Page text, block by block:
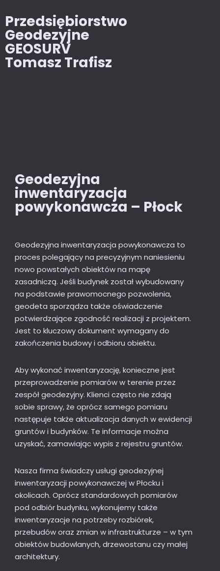
Przedsiębiorstwo
Geodezyjne
GEOSURV
Tomasz Trafisz
Geodezyjna
inwentaryzacja
powykonawcza – Płock
Geodezyjna inwentaryzacja powykonawcza to
proces polegający na precyzyjnym naniesieniu
nowo powstałych obiektów na mapę
zasadniczą. Jeśli budynek został wybudowany
na podstawie prawomocnego pozwolenia,
geodeta sporządza także oświadczenie
potwierdzające zgodność realizacji z projektem.
Jest to kluczowy dokument wymagany do
zakończenia budowy i odbioru obiektu.
Aby wykonać inwentaryzację, konieczne jest
przeprowadzenie pomiarów w terenie przez
zespół geodezyjny. Klienci często nie zdają
sobie sprawy, że oprócz samego pomiaru
następuje także aktualizacja danych w ewidencji
gruntów i budynków. Te informacje można
uzyskać, zamawiając wypis z rejestru gruntów.
Nasza firma świadczy usługi geodezyjnej
inwentaryzacji powykonawczej w Płocku i
okolicach. Oprócz standardowych pomiarów
pod odbiór budynku, wykonujemy także
inwentaryzacje na potrzeby rozbiórek,
przebudów oraz zmian w infrastrukturze – w tym
obiektów budowlanych, drzewostanu czy małej
architektury.